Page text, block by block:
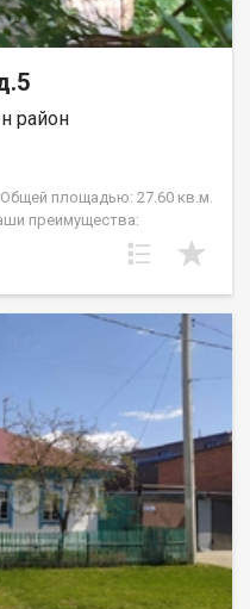
район
площадью: 27.60 кв.м.
преимущества:
с квартирой, низкая
в доме!
удобное для вас время!
Возможна продажа
сообщите номер